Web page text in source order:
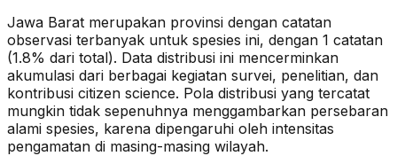
Jawa Barat merupakan provinsi dengan catatan
observasi terbanyak untuk spesies ini, dengan 1 catatan
(1.8% dari total). Data distribusi ini mencerminkan
akumulasi dari berbagai kegiatan survei, penelitian, dan
kontribusi citizen science. Pola distribusi yang tercatat
mungkin tidak sepenuhnya menggambarkan persebaran
alami spesies, karena dipengaruhi oleh intensitas
pengamatan di masing-masing wilayah.